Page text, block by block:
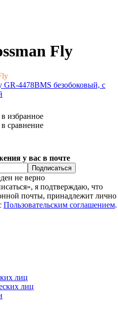
Fly
GR-4478BMS безобоковый, с
избранное
сравнение
у вас в почте
не верно
я подтверждаю, что
почты, принадлежит лично
Пользовательским соглашением.
лиц
лиц